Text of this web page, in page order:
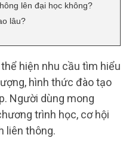
lên đại học không?
lâu?
hiện nhu cầu tìm hiểu
hình thức đào tạo
Người dùng mong
trình học, cơ hội
liên thông.